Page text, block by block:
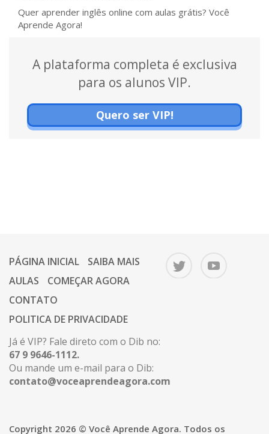
Quer aprender inglês online com aulas grátis? Você
Aprende Agora!
A plataforma completa é exclusiva
para os alunos VIP.
Quero ser VIP!
PÁGINA INICIAL
SAIBA MAIS
AULAS
COMEÇAR AGORA
CONTATO
POLITICA DE PRIVACIDADE
Já é VIP? Fale direto com o Dib no:
67 9 9646-1112.
Ou mande um e-mail para o Dib:
contato@voceaprendeagora.com
Copyright 2026 © Você Aprende Agora. Todos os